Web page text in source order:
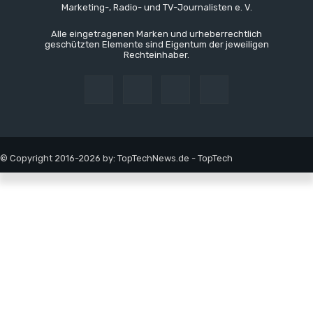
Marketing-, Radio- und TV-Journalisten e. V.
Alle eingetragenen Marken und urheberrechtlich
geschützten Elemente sind Eigentum der jeweiligen
Rechteinhaber.
© Copyright 2016-2026 by: TopTechNews.de - TopTech